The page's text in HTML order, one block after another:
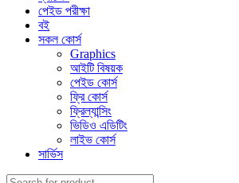
পেইড পরীক্ষা
বই
সকল কোর্স
Graphics
আইটি বিষয়ক
পেইড কোর্স
ফ্রি কোর্স
ফ্রিল্যান্সিং
ভিডিও এডিটিং
লাইভ কোর্স
সার্ভিস